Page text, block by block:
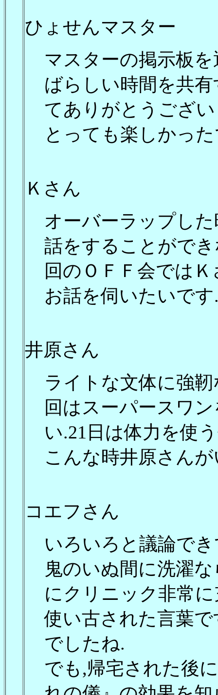
ひょせんマスター
マスターの掲示板
ばらしい時間を共
てありがとうござ
とっても楽しかっ
Ｋさん
オーバーラップし
話をすることがで
回のＯＦＦ会では
お話を伺いたいです
井原さん
ライトな文体に強
回はスーパースワ
い.21日は体力を使
こんな時井原さん
コエフさん
いろいろと議論で
鬼のいぬ間に洗濯
にクリニック非常
使い古された言葉
でしたね.
でも,帰宅された後